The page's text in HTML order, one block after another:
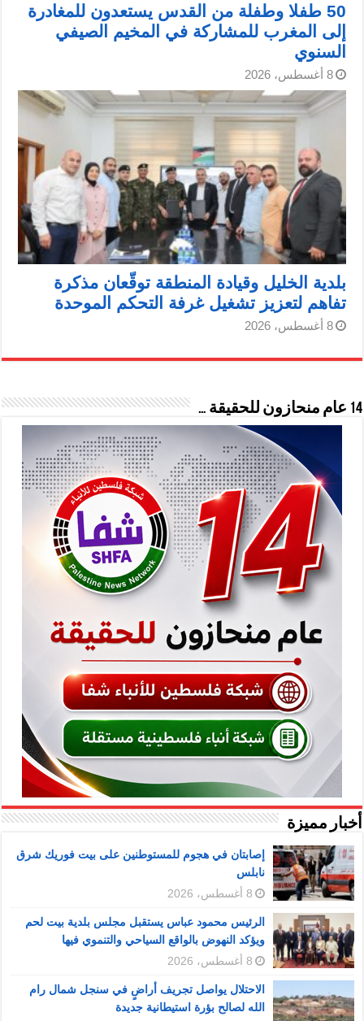
50 طفلا وطفلة من القدس يستعدون للمغادرة
إلى المغرب للمشاركة في المخيم الصيفي
السنوي
8 أغسطس، 2026
بلدية الخليل وقيادة المنطقة توقّعان مذكرة
تفاهم لتعزيز تشغيل غرفة التحكم الموحدة
8 أغسطس، 2026
14 عام منحازون للحقيقة …
أخبار مميزة
إصابتان في هجوم للمستوطنين على بيت فوريك شرق
نابلس
8 أغسطس، 2026
الرئيس محمود عباس يستقبل مجلس بلدية بيت لحم
ويؤكد النهوض بالواقع السياحي والتنموي فيها
8 أغسطس، 2026
الاحتلال يواصل تجريف أراضٍ في سنجل شمال رام
الله لصالح بؤرة استيطانية جديدة